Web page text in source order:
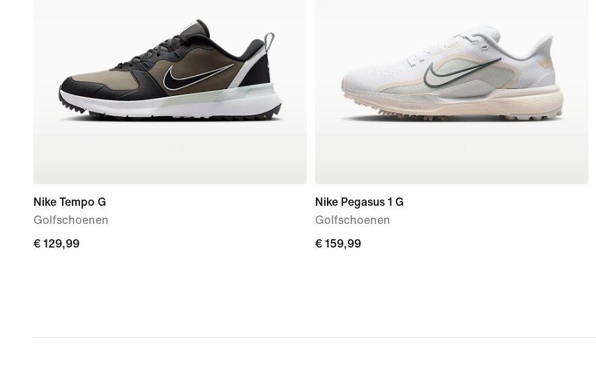
Nike Tempo G
Golfschoenen
€ 129,99
€ 129,99
Nike Pegasus 1 G
Golfschoenen
€ 159,99
€ 159,99